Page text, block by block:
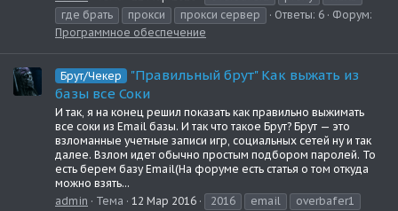
где брать
прокси прокси сервер Ответы: 6
Форум:
Программное обеспечение
Брут/Чекер
"Правильный брут" Как выжать из
базы все Соки
И так, я на конец решил показать как правильно выжимать
все соки из Email базы. И так что такое Брут? Брут — это
взломанные учетные записи игр, социальных сетей ну и так
далее. Взлом идет обычно простым подбором паролей. То
есть берем базу Email(На форуме есть статья о том откуда
можно взять...
admin
Тема 12 Мар 2016 2016 email
overbafer1